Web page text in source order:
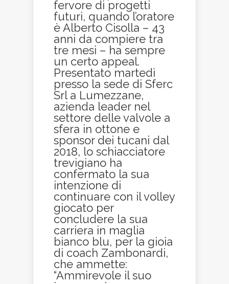
fervore di progetti
futuri, quando l’oratore
è Alberto Cisolla – 43
anni da compiere tra
tre mesi – ha sempre
un certo appeal.
Presentato martedì
presso la sede di Sferc
Srl a Lumezzane,
azienda leader nel
settore delle valvole a
sfera in ottone e
sponsor dei tucani dal
2018, lo schiacciatore
trevigiano ha
confermato la sua
intenzione di
continuare con il volley
giocato per
concludere la sua
carriera in maglia
bianco blu, per la gioia
di coach Zambonardi,
che ammette:
“Ammirevole il suo